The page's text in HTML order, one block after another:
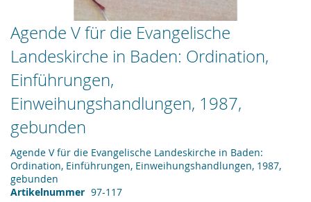
Agende V für die Evangelische
Landeskirche in Baden: Ordination,
Einführungen,
Einweihungshandlungen, 1987,
gebunden
Agende V für die Evangelische Landeskirche in Baden:
Ordination, Einführungen, Einweihungshandlungen, 1987,
gebunden
Artikelnummer 97-117
Zum
Anfang
der
Bildergalerie
springen